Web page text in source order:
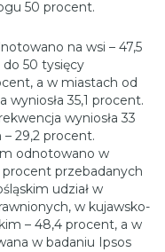
50 procent.
na wsi – 47,5
50 tysięcy
a w miastach od
35,1 procent.
wyniosła 33
29,2 procent.
odnotowano w
przebadanych
udział w
w kujawsko-
– 48,4 procent, a w
w badaniu Ipsos